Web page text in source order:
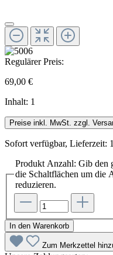
Regulärer Preis:
69,00 €
Inhalt: 1
Preise inkl. MwSt. zzgl.
Sofort verfügbar, Lieferzeit:
Produkt Anzahl: Gib den
die Schaltflächen um die
reduzieren.
In den Warenkorb
Zum Merkzettel